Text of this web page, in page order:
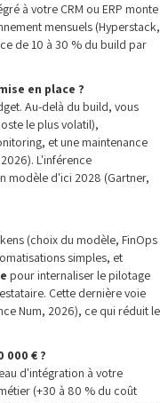
à votre CRM ou ERP monte
mensuels (Hyperstack,
de 10 à 30 % du build par
en place ?
Au-delà du build, vous
le plus volatil),
et une maintenance
L'inférence
modèle d'ici 2028 (Gartner,
(choix du modèle, FinOps
simples, et
pour internaliser le pilotage
Cette dernière voie
Num, 2026), ce qui réduit le
€ ?
d'intégration à votre
(+30 à 80 % du coût